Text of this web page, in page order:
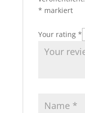
* markiert
Your rating *